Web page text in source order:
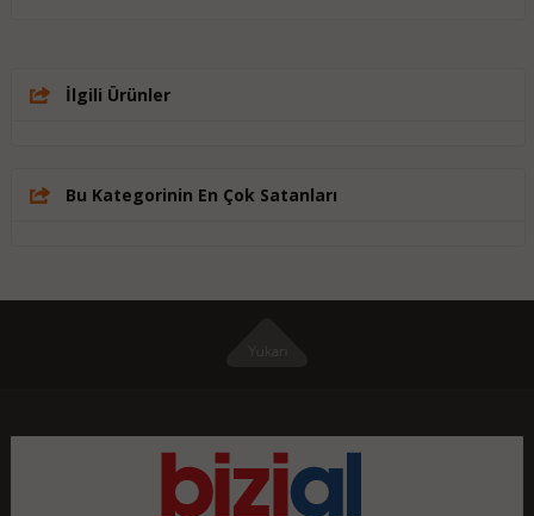
İlgili Ürünler
Bu Kategorinin En Çok Satanları